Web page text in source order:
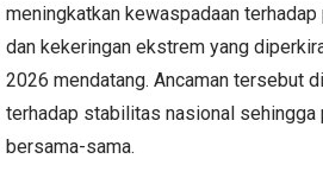
meningkatkan kewaspadaan
dan kekeringan ekstrem yang
2026 mendatang. Ancaman tersebut
terhadap stabilitas nasional
bersama-sama.